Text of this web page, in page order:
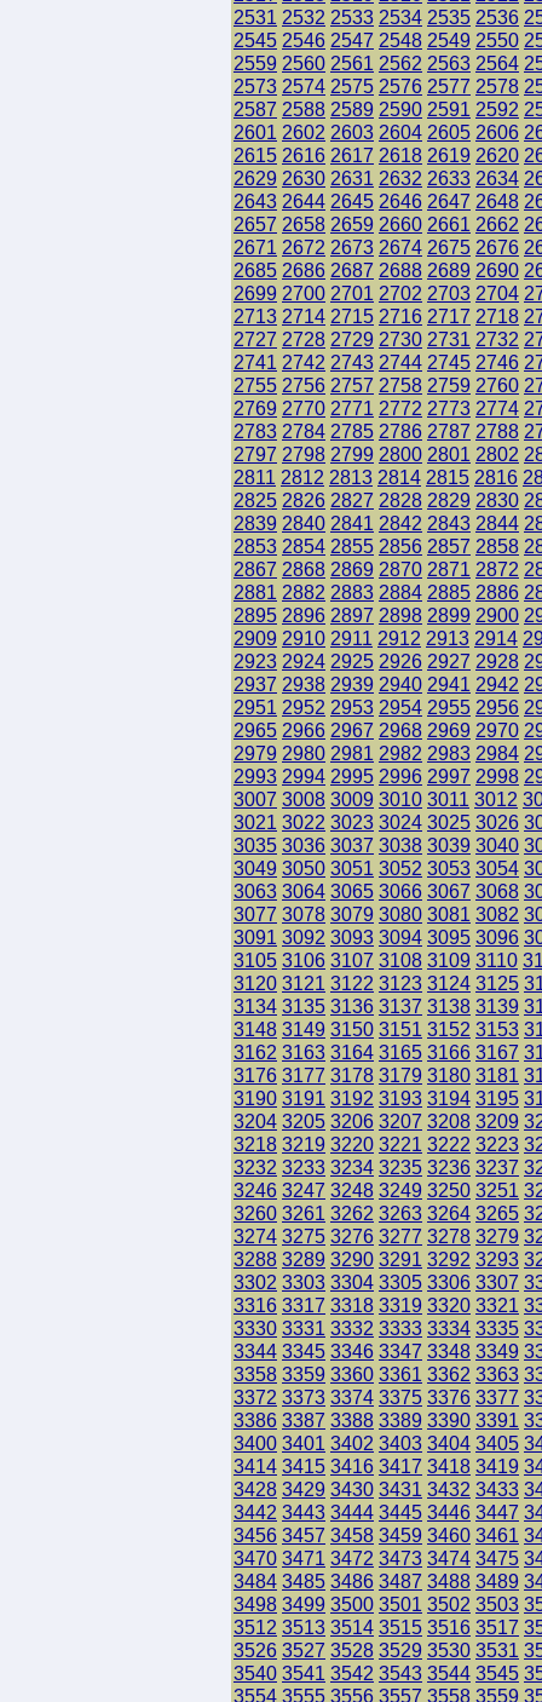
2531 2532 2533 2534 2535 2536
2545 2546 2547 2548 2549 2550
2559 2560 2561 2562 2563 2564
2573 2574 2575 2576 2577 2578
2587 2588 2589 2590 2591 2592
2601 2602 2603 2604 2605 2606
2615 2616 2617 2618 2619 2620
2629 2630 2631 2632 2633 2634
2643 2644 2645 2646 2647 2648
2657 2658 2659 2660 2661 2662
2671 2672 2673 2674 2675 2676
2685 2686 2687 2688 2689 2690
2699 2700 2701 2702 2703 2704
2713 2714 2715 2716 2717 2718
2727 2728 2729 2730 2731 2732
2741 2742 2743 2744 2745 2746
2755 2756 2757 2758 2759 2760
2769 2770 2771 2772 2773 2774
2783 2784 2785 2786 2787 2788
2797 2798 2799 2800 2801 2802
2811 2812 2813 2814 2815 2816
2825 2826 2827 2828 2829 2830
2839 2840 2841 2842 2843 2844
2853 2854 2855 2856 2857 2858
2867 2868 2869 2870 2871 2872
2881 2882 2883 2884 2885 2886
2895 2896 2897 2898 2899 2900
2909 2910 2911 2912 2913 2914
2923 2924 2925 2926 2927 2928
2937 2938 2939 2940 2941 2942
2951 2952 2953 2954 2955 2956
2965 2966 2967 2968 2969 2970
2979 2980 2981 2982 2983 2984
2993 2994 2995 2996 2997 2998
3007 3008 3009 3010 3011 3012
3021 3022 3023 3024 3025 3026
3035 3036 3037 3038 3039 3040
3049 3050 3051 3052 3053 3054
3063 3064 3065 3066 3067 3068
3077 3078 3079 3080 3081 3082
3091 3092 3093 3094 3095 3096
3105 3106 3107 3108 3109 3110
3120 3121 3122 3123 3124 3125
3134 3135 3136 3137 3138 3139
3148 3149 3150 3151 3152 3153
3162 3163 3164 3165 3166 3167
3176 3177 3178 3179 3180 3181
3190 3191 3192 3193 3194 3195
3204 3205 3206 3207 3208 3209
3218 3219 3220 3221 3222 3223
3232 3233 3234 3235 3236 3237
3246 3247 3248 3249 3250 3251
3260 3261 3262 3263 3264 3265
3274 3275 3276 3277 3278 3279
3288 3289 3290 3291 3292 3293
3302 3303 3304 3305 3306 3307
3316 3317 3318 3319 3320 3321
3330 3331 3332 3333 3334 3335
3344 3345 3346 3347 3348 3349
3358 3359 3360 3361 3362 3363
3372 3373 3374 3375 3376 3377
3386 3387 3388 3389 3390 3391
3400 3401 3402 3403 3404 3405
3414 3415 3416 3417 3418 3419
3428 3429 3430 3431 3432 3433
3442 3443 3444 3445 3446 3447
3456 3457 3458 3459 3460 3461
3470 3471 3472 3473 3474 3475
3484 3485 3486 3487 3488 3489
3498 3499 3500 3501 3502 3503
3512 3513 3514 3515 3516 3517
3526 3527 3528 3529 3530 3531
3540 3541 3542 3543 3544 3545
3554 3555 3556 3557 3558 3559